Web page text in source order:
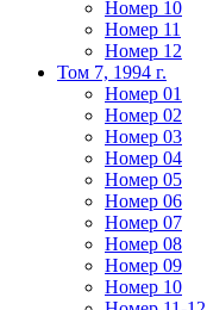
Номер 10
Номер 11
Номер 12
Том 7, 1994 г.
Номер 01
Номер 02
Номер 03
Номер 04
Номер 05
Номер 06
Номер 07
Номер 08
Номер 09
Номер 10